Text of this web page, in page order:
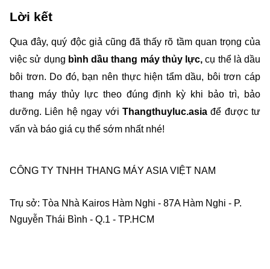
Lời kết
Qua đây, quý độc giả cũng đã thấy rõ tầm quan trọng của
việc sử dụng bình dầu thang máy thủy lực, cụ thể là dầu
bôi trơn. Do đó, bạn nên thực hiện tẩm dầu, bôi trơn cáp
thang máy thủy lực theo đúng định kỳ khi bảo trì, bảo
dưỡng. Liên hệ ngay với Thangthuyluc.asia để được tư
vấn và báo giá cụ thể sớm nhất nhé!
CÔNG TY TNHH THANG MÁY ASIA VIỆT NAM
Trụ sở: Tòa Nhà Kairos Hàm Nghi - 87A Hàm Nghi - P.
Nguyễn Thái Bình - Q.1 - TP.HCM